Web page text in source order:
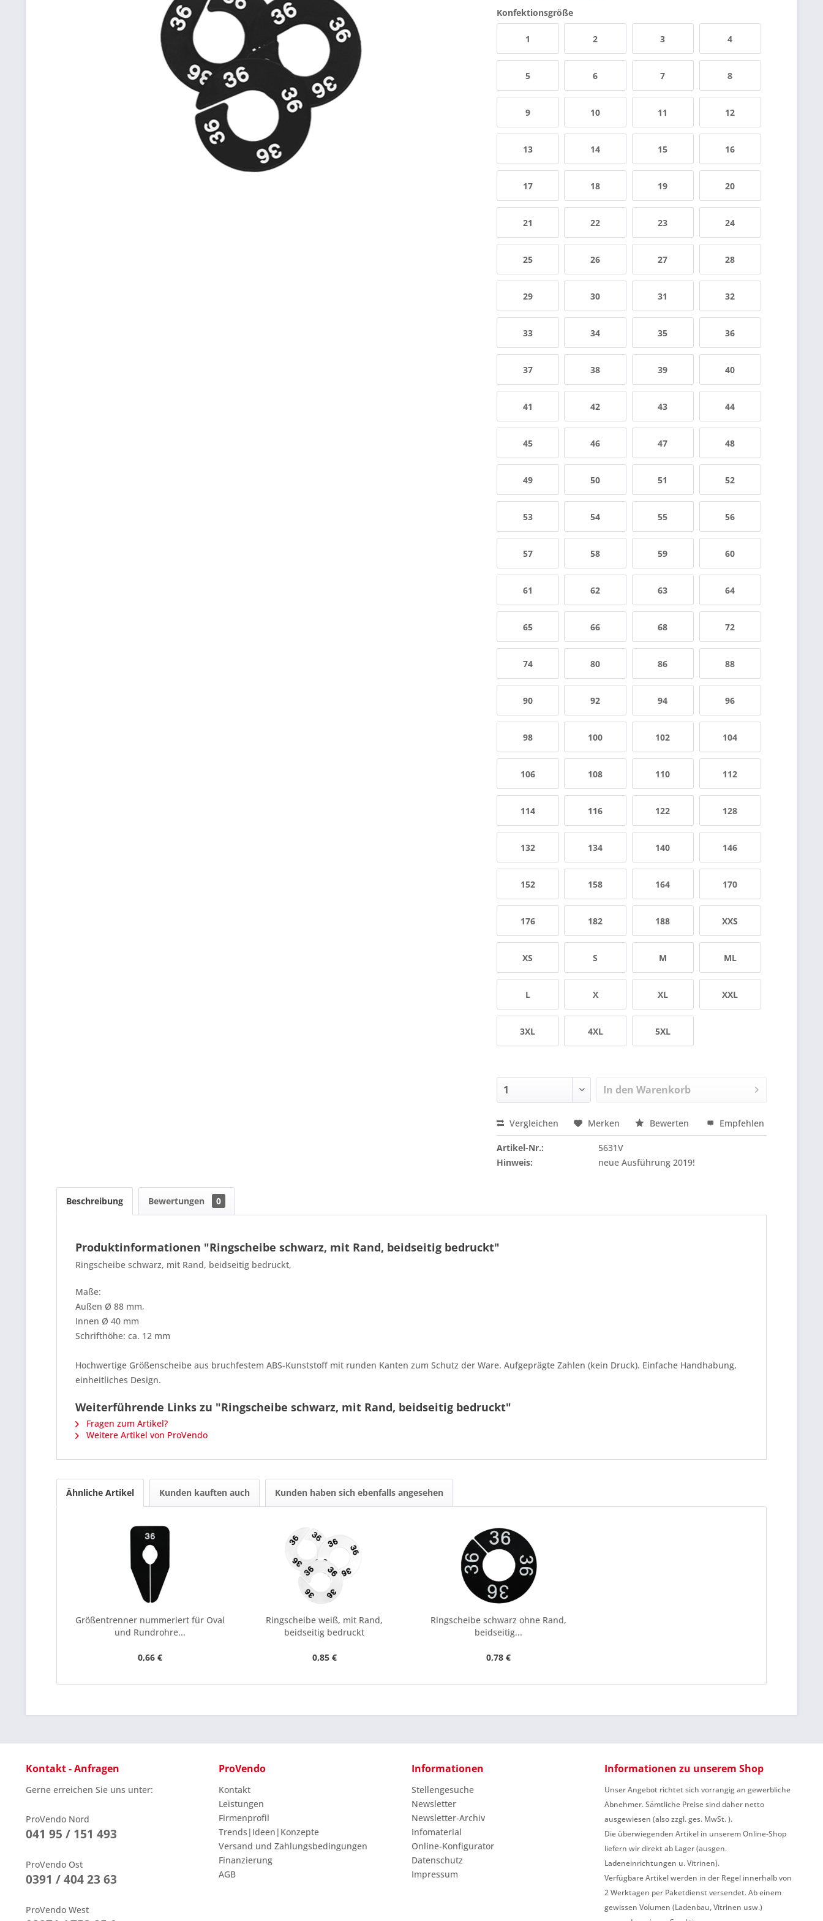
Konfektionsgröße
1 2 3 4
5 6 7 8
9 10 11 12
13 14 15 16
17 18 19 20
21 22 23 24
25 26 27 28
29 30 31 32
33 34 35 36
37 38 39 40
41 42 43 44
45 46 47 48
49 50 51 52
53 54 55 56
57 58 59 60
61 62 63 64
65 66 68 72
74 80 86 88
90 92 94 96
98 100 102 104
106 108 110 112
114 116 122 128
132 134 140 146
152 158 164 170
176 182 188 XXS
XS S M ML
L X XL XXL
3XL 4XL 5XL
In den Warenkorb
Preis anfragen
und stimme zu. *
Mit * gekennzeichnete Felder sind Pflichtfelder.
Senden
Vergleichen Merken Bewerten Empfehlen
Artikel-Nr.:
5631V
Hinweis:
neue Ausführung 2019!
Beschreibung Bewertungen 0
Produktinformationen "Ringscheibe schwarz, mit Rand, beidseitig bedruckt"
Ringscheibe schwarz, mit Rand, beidseitig bedruckt,
Maße:
Außen Ø 88 mm,
Innen Ø 40 mm
Schrifthöhe: ca. 12 mm
Hochwertige Größenscheibe aus bruchfestem ABS-Kunststoff mit runden Kanten zum Schutz der Ware. Aufgeprägte Zahlen (kein Druck). Einfache Handhabung,
einheitliches Design.
Weiterführende Links zu "Ringscheibe schwarz, mit Rand, beidseitig bedruckt"
Fragen zum Artikel?
Weitere Artikel von ProVendo
Ähnliche Artikel Kunden kauften auch Kunden haben sich ebenfalls angesehen
Größentrenner nummeriert für Oval
und Rundrohre...
0,66 €
Ringscheibe weiß, mit Rand,
beidseitig bedruckt
0,85 €
Ringscheibe schwarz ohne Rand,
beidseitig...
0,78 €
Kontakt - Anfragen
Gerne erreichen Sie uns unter:
ProVendo Nord
041 95 / 151 493
ProVendo Ost
0391 / 404 23 63
ProVendo West
ProVendo
Kontakt
Leistungen
Firmenprofil
Trends|Ideen|Konzepte
Versand und Zahlungsbedingungen
Finanzierung
AGB
Informationen
Stellengesuche
Newsletter
Newsletter-Archiv
Infomaterial
Online-Konfigurator
Datenschutz
Impressum
Informationen zu unserem Shop
Unser Angebot richtet sich vorrangig an gewerbliche
Abnehmer. Sämtliche Preise sind daher netto
ausgewiesen (also zzgl. ges. MwSt. ).
Die überwiegenden Artikel in unserem Online-Shop
liefern wir direkt ab Lager (ausgen.
Ladeneinrichtungen u. Vitrinen).
Verfügbare Artikel werden in der Regel innerhalb von
2 Werktagen per Paketdienst versendet. Ab einem
gewissen Volumen (Ladenbau, Vitrinen usw.)